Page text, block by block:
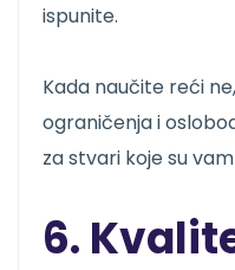
ispunite.
Kada naučite reći
ograničenja i
za stvari koje su
6.